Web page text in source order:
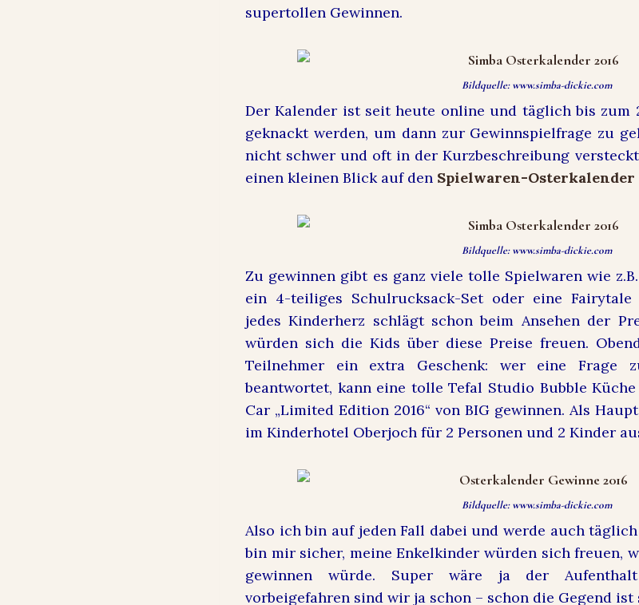
supertollen Gewinnen.
Bildquelle: www.simba-dickie.com
Der Kalender ist seit heute online und täglich bis zum
geknackt werden, um dann zur Gewinnspielfrage zu
nicht schwer und oft in der Kurzbeschreibung
einen kleinen Blick auf den Spielwaren-Osterkalender
Bildquelle: www.simba-dickie.com
Zu gewinnen gibt es ganz viele tolle Spielwaren wie
ein 4-teiliges Schulrucksack-Set oder eine Fairytale
jedes Kinderherz schlägt schon beim Ansehen der
würden sich die Kids über diese Preise freuen.
Teilnehmer ein extra Geschenk: wer eine Frage
beantwortet, kann eine tolle Tefal Studio Bubble
Car „Limited Edition 2016“ von BIG gewinnen. Als
im Kinderhotel Oberjoch für 2 Personen und 2 Kinder
Bildquelle: www.simba-dickie.com
Also ich bin auf jeden Fall dabei und werde auch
bin mir sicher, meine Enkelkinder würden sich freuen,
gewinnen würde. Super wäre ja der
vorbeigefahren sind wir ja schon – schon die Gegend